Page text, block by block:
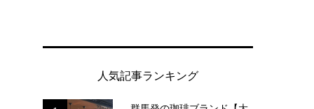
人気記事ランキング